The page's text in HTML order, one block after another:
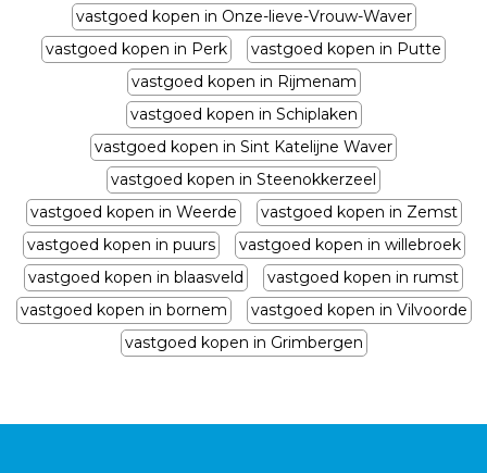
vastgoed kopen in Onze-lieve-Vrouw-Waver
vastgoed kopen in Perk
vastgoed kopen in Putte
vastgoed kopen in Rijmenam
vastgoed kopen in Schiplaken
vastgoed kopen in Sint Katelijne Waver
vastgoed kopen in Steenokkerzeel
vastgoed kopen in Weerde
vastgoed kopen in Zemst
vastgoed kopen in puurs
vastgoed kopen in willebroek
vastgoed kopen in blaasveld
vastgoed kopen in rumst
vastgoed kopen in bornem
vastgoed kopen in Vilvoorde
vastgoed kopen in Grimbergen